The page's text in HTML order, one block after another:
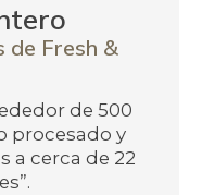
de Fresh &
de 500
procesado y
a cerca de 22